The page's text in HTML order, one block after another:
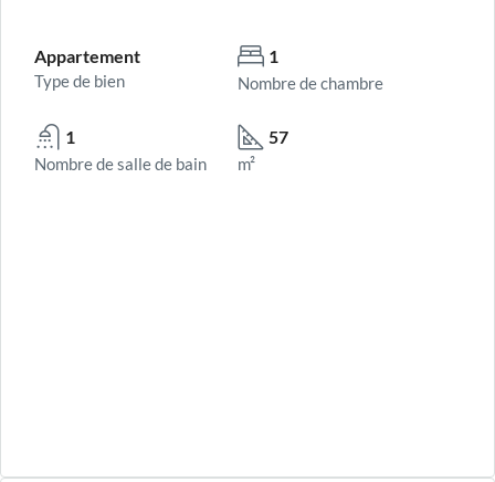
Appartement
Type de bien
1
Nombre de chambre
1
Nombre de salle de bain
57
m²